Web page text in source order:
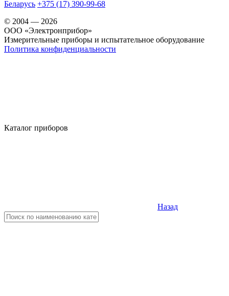
Беларусь +375 (17) 390-99-68
© 2004 — 2026
OOO «Электронприбор»
Измерительные приборы и испытательное оборудование
Политика конфиденциальности
Каталог приборов
Назад